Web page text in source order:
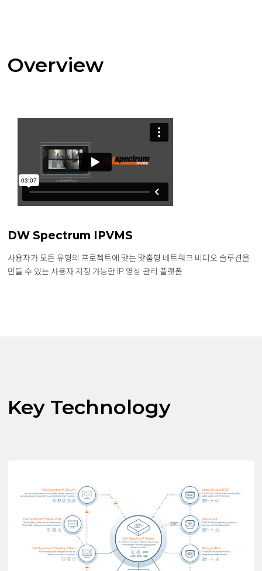
Overview
DW Spectrum IPVMS
사용자가 모든 유형의 프로젝트에 맞는 맞춤형 네트워크 비디오 솔루션을
만들 수 있는 사용자 지정 가능한 IP 영상 관리 플랫폼
Key Technology